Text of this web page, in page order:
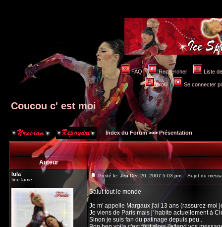
FAQ Rechercher Liste
Profil Se connecter
Coucou c' est moi
Index du Forum>>>Présentation
Auteur
lula
fine lame
Posté le: Jeu Déc 20, 2007 5:03 pm Sujet du
Salut tout le monde
Je m' appelle Margaux j'ai 13 ans (rassurez-moi
Je viens de Paris mais j' habite actuellement à
Sinon je suis fan du patinage depuis peu .